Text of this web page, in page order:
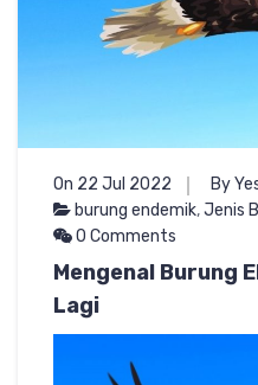
On 22 Jul 2022
By
burung endemik,Jenis
0 Comments
Mengenal Burung
Lagi